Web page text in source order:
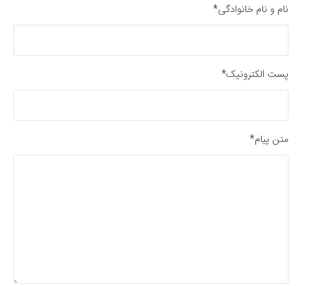
نام و نام خانوادگی*
پست الکترونیک*
متن پیام*